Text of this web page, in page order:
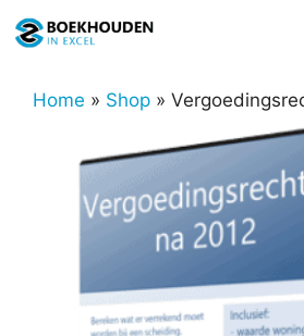
naar
inhoudHome » Shop »